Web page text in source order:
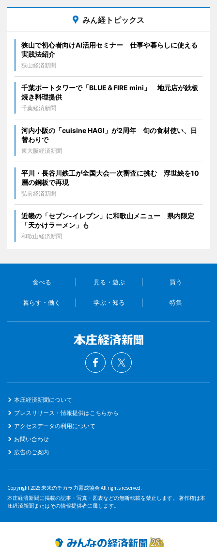
みん経トピックス
狭山で初心者向けAI活用セミナー 仕事や暮らしに使える
実践法紹介
狭山経済新聞
千葉ポートタワーで「BLUE＆FIRE mini」 地元店が鉄板
焼き料理提供
千葉経済新聞
河内小阪の「cuisine HAGI」が2周年 旬の食材使い、日
替わりで
東大阪経済新聞
平川・長谷川鉄工が全国大会一次審査に挑む 浮世絵を10
層の鋼板で再現
弘前経済新聞
近畿の「セブン-イレブン」に和歌山メニュー 県内限定
「天かけラーメン」も
和歌山経済新聞
食べる 見る・遊ぶ 買う
暮らす・働く 学ぶ・知る 特集
本庄経済新聞について
プレスリリース・情報提供はこちらから
アクセスデータの利用について
お問い合わせ
広告のご案内
Copyright 2026 未来のチカラ力育成協会 All rights reserved.
本庄経済新聞に掲載の記事・写真・図表などの無断転載を禁止します。 著作権は本
庄経済新聞またはその情報提供者に属します。